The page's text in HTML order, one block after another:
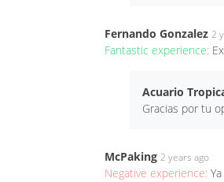
Fernando Gonzalez 2
Fantastic experience:
Acuario
Gracias por tu
McPaking 2 years ago
Negative experience: